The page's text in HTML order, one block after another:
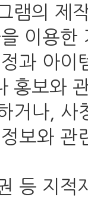
램의 제
이용한
과 아이
홍보와
거나, 사
보와 관
등 지적